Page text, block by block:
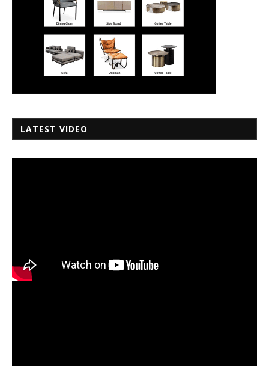
LATEST VIDEO